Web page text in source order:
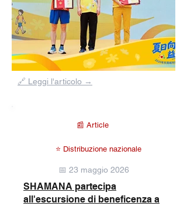
dalla
galleria
🔗 Leggi l'articolo →
📰 Article
⭐ Distribuzione nazionale
📅 23 maggio 2026
SHAMANA partecipa
all'escursione di beneficenza a